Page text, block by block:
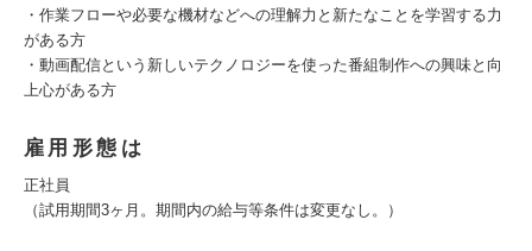
・作業フローや必要な機材などへの理解力と新たなことを学習する力
がある方
・動画配信という新しいテクノロジーを使った番組制作への興味と向
上心がある方
雇用形態は
正社員
（試用期間3ヶ月。期間内の給与等条件は変更なし。）